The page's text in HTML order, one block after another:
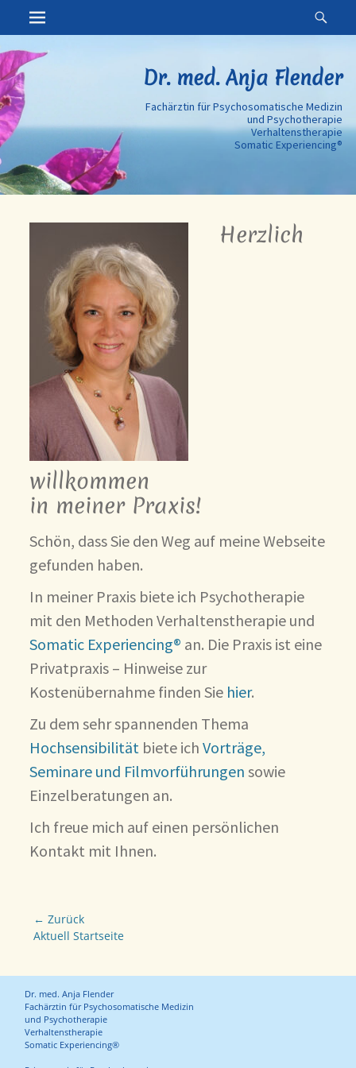
Zum
Inhalt:
Erstes Menü
Dr. med. Anja Flender
Fachärztin für Psychosomatische Medizin
und Psychotherapie
Verhaltenstherapie
Somatic Experiencing®
Herzlich
willkommen
in meiner Praxis!
Schön, dass Sie den Weg auf meine Webseite
gefunden haben.
In meiner Praxis biete ich Psychotherapie
mit den Methoden Verhaltenstherapie und
Somatic Experiencing® an. Die Praxis ist eine
Privatpraxis – Hinweise zur
Kostenübernahme finden Sie hier.
Zu dem sehr spannenden Thema
Hochsensibilität biete ich Vorträge,
Seminare und Filmvorführungen sowie
Einzelberatungen an.
Ich freue mich auf einen persönlichen
Kontakt mit Ihnen.
Beitragsnavigation
← Zurück
Vorhergehender
Aktuell Startseite
Dr. med. Anja Flender
Fachärztin für Psychosomatische Medizin
und Psychotherapie
Verhaltenstherapie
Somatic Experiencing®